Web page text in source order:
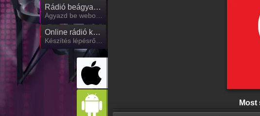
Rádió beágyazás
Online rádió készítés
Most